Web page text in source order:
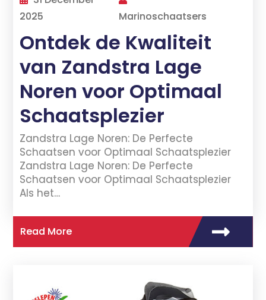
2025
Marinoschaatsers
Ontdek de Kwaliteit
van Zandstra Lage
Noren voor Optimaal
Schaatsplezier
Zandstra Lage Noren: De Perfecte
Schaatsen voor Optimaal Schaatsplezier
Zandstra Lage Noren: De Perfecte
Schaatsen voor Optimaal Schaatsplezier
Als het…
Read More